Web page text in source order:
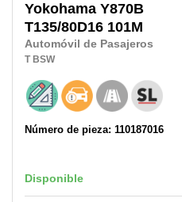
Yokohama Y870B
T135/80D16 101M
Automóvil de Pasajeros
T BSW
Número de pieza: 110187016
Disponible